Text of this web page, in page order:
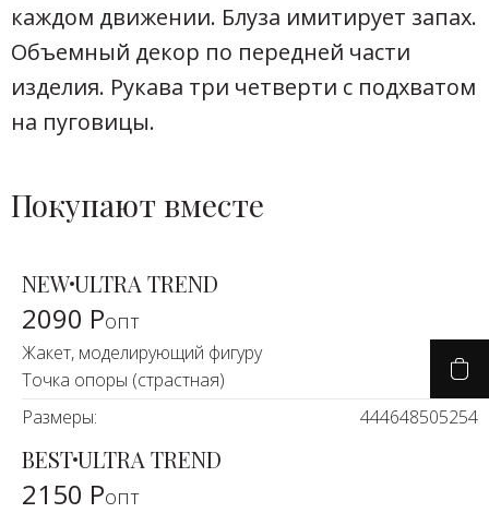
каждом движении. Блуза имитирует запах.
Объемный декор по передней части
изделия. Рукава три четверти с подхватом
на пуговицы.
Покупают вместе
NEWULTRA TREND
2090 Ропт
Жакет, моделирующий фигуру
Точка опоры (страстная)
Размеры:
444648505254
BESTULTRA TREND
2150 Ропт